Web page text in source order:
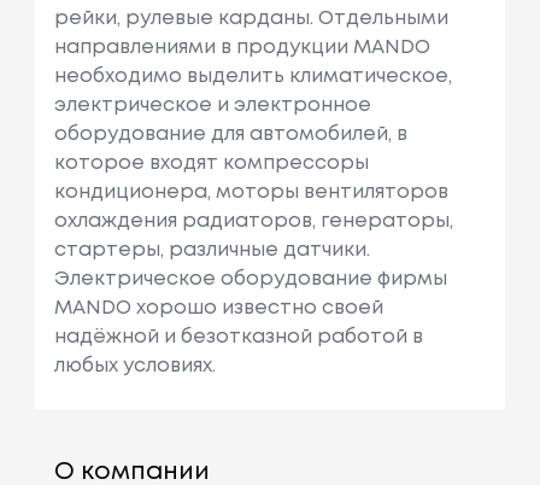
рейки, рулевые карданы. Отдельными
направлениями в продукции MANDO
необходимо выделить климатическое,
электрическое и электронное
оборудование для автомобилей, в
которое входят компрессоры
кондиционера, моторы вентиляторов
охлаждения радиаторов, генераторы,
стартеры, различные датчики.
Электрическое оборудование фирмы
MANDO хорошо известно своей
надёжной и безотказной работой в
любых условиях.
О компании